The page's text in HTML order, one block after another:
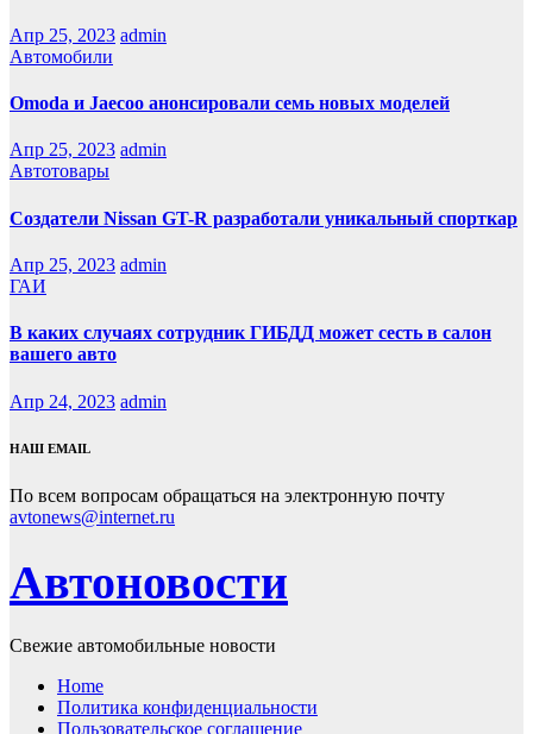
Апр 25, 2023 admin
Автомобили
Оmoda и Jaecoo анонсировали семь новых моделей
Апр 25, 2023 admin
Автотовары
Создатели Nissan GT-R разработали уникальный спорткар
Апр 25, 2023 admin
ГАИ
В каких случаях сотрудник ГИБДД может сесть в салон
вашего авто
Апр 24, 2023 admin
НАШ EMAIL
По всем вопросам обращаться на электронную почту
avtonews@internet.ru
Автоновости
Свежие автомобильные новости
Home
Политика конфиденциальности
Пользовательское соглашение